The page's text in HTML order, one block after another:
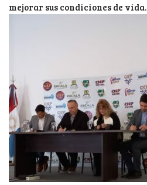
mejorar sus condiciones de vida.